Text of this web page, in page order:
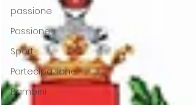
passione
Passione
Sport
Partecipazione
Bambini